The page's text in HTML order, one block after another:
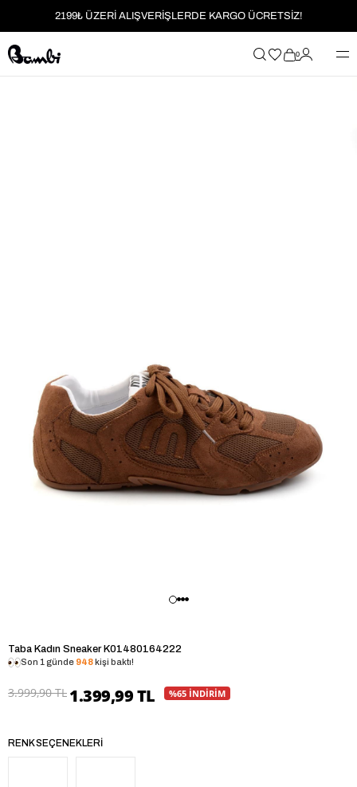
2199₺ ÜZERİ ALIŞVERİŞLERDE KARGO ÜCRETSİZ!
MOBİL UYGULAMAYA ÖZEL İLK ALIŞVERİŞİNİZE %5 İNDİRİM
0
Taba Kadın Sneaker K01480164222
Son 1 günde 948kişi baktı!
3.999,90 TL 1.399,99 TL %65 İNDİRİM
RENK SEÇENEKLERI